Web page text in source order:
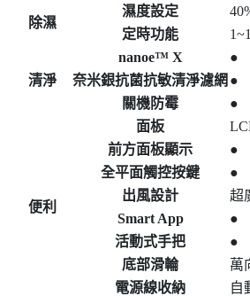
除濕
濕度設定
定時功能
清淨
nanoe™ X
●
奈米銀抗菌抗敏清淨濾網 ●
關機防霉
●
便利
面板
前方面板顯示
●
全平面觸控按鍵
●
出風設計
超
Smart App
●
活動式手把
●
底部滑輪
萬
電源線收納
自